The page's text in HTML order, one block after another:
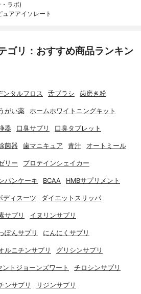
ラボ)
アアイソレート
ゴリ：おすすめ商品ランキン
ンタルフロス 舌ブラシ 歯磨き粉
がい薬 ホームホワイトニングキット
器 口臭サプリ 口臭タブレット
菌器 歯マニキュア 青汁 オートミール
リー プロテインシェイカー
パンケーキ BCAA HMBサプリメント
ディスーツ ダイエットスリッパ
サプリ イヌリンサプリ
ぽんサプリ にんにくサプリ
ルニチンサプリ グリシンサプリ
ントジョーンズワート チロシンサプリ
ンサプリ リジンサプリ